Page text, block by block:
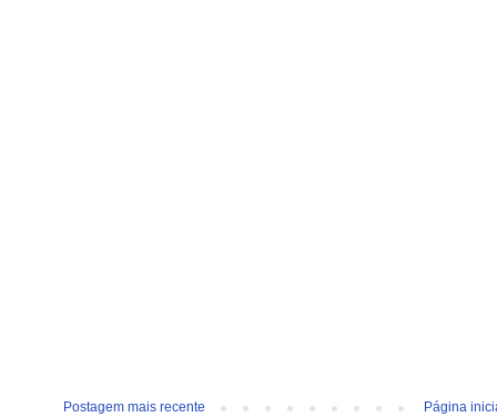
Postagem mais recente Página